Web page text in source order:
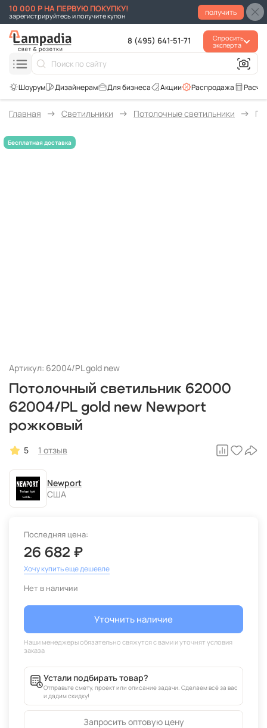
10 000 Р НА ПЕРВУЮ ПОКУПКУ!
зарегистрируйтесь и получите купон получить
8 (495) 641-51-71
Спросить
эксперта
Распродажа
Акции
Для бизнеса
Главная Светильники Потолочные светильники
Артикул: 62004/PL gold new
Потолочный светильник 62000
62004/PL gold new Newport
рожковый
5 1 отзыв
Newport
США
Последняя цена:
26 682 ₽
Хочу купить еще дешевле
Нет в наличии
Уточнить наличие
Устали подбирать товар?
Отправьте смету, проект или описание задачи. Сделаем всё за вас
и дадим скидку!
Запросить оптовую цену